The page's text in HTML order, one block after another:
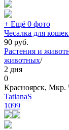
+ Ещё 0 фото
Чесалка для
90 руб.
Растения и
животных/
2 дня
0
Красноярск, Мкр.
TatianaS
1099